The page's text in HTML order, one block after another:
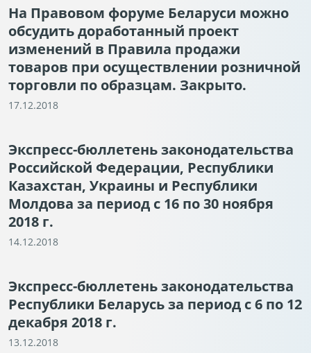
На Правовом форуме Беларуси можно
обсудить доработанный проект
изменений в Правила продажи
товаров при осуществлении розничной
торговли по образцам. Закрыто.
17.12.2018
Экспресс-бюллетень законодательства
Российской Федерации, Республики
Казахстан, Украины и Республики
Молдова за период с 16 по 30 ноября
2018 г.
14.12.2018
Экспресс-бюллетень законодательства
Республики Беларусь за период с 6 по 12
декабря 2018 г.
13.12.2018